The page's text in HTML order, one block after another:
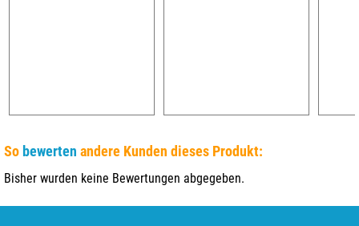
So bewerten andere Kunden dieses Produkt:
Bisher wurden keine Bewertungen abgegeben.